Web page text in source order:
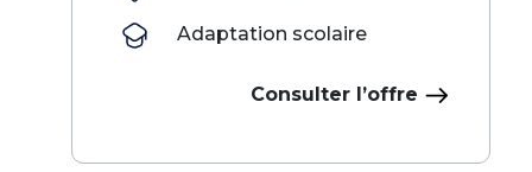
Adaptation scolaire
Consulter l’offre